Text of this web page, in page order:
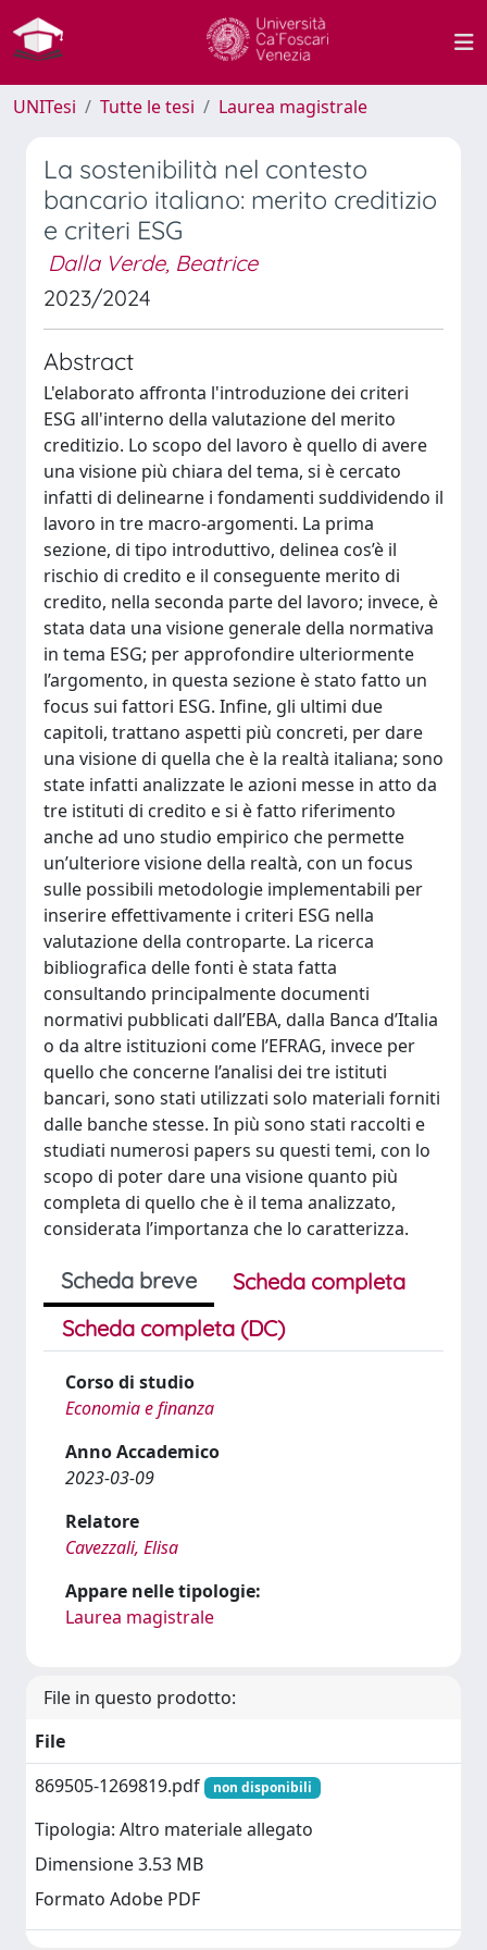
UNITesi Tutte le tesi Laurea magistrale
La sostenibilità nel contesto
bancario italiano: merito creditizio
e criteri ESG
Dalla Verde, Beatrice
2023/2024
Abstract
L'elaborato affronta l'introduzione dei criteri
ESG all'interno della valutazione del merito
creditizio. Lo scopo del lavoro è quello di avere
una visione più chiara del tema, si è cercato
infatti di delinearne i fondamenti suddividendo il
lavoro in tre macro-argomenti. La prima
sezione, di tipo introduttivo, delinea cos’è il
rischio di credito e il conseguente merito di
credito, nella seconda parte del lavoro; invece, è
stata data una visione generale della normativa
in tema ESG; per approfondire ulteriormente
l’argomento, in questa sezione è stato fatto un
focus sui fattori ESG. Infine, gli ultimi due
capitoli, trattano aspetti più concreti, per dare
una visione di quella che è la realtà italiana; sono
state infatti analizzate le azioni messe in atto da
tre istituti di credito e si è fatto riferimento
anche ad uno studio empirico che permette
un’ulteriore visione della realtà, con un focus
sulle possibili metodologie implementabili per
inserire effettivamente i criteri ESG nella
valutazione della controparte. La ricerca
bibliografica delle fonti è stata fatta
consultando principalmente documenti
normativi pubblicati dall’EBA, dalla Banca d’Italia
o da altre istituzioni come l’EFRAG, invece per
quello che concerne l’analisi dei tre istituti
bancari, sono stati utilizzati solo materiali forniti
dalle banche stesse. In più sono stati raccolti e
studiati numerosi papers su questi temi, con lo
scopo di poter dare una visione quanto più
completa di quello che è il tema analizzato,
considerata l’importanza che lo caratterizza.
Scheda breve
Scheda completa
Scheda completa (DC)
Corso di studio
Economia e finanza
Anno Accademico
2023-03-09
Relatore
Cavezzali, Elisa
Appare nelle tipologie:
Laurea magistrale
File in questo prodotto:
File
869505-1269819.pdf
non disponibili
Tipologia: Altro materiale allegato
Dimensione 3.53 MB
Formato Adobe PDF